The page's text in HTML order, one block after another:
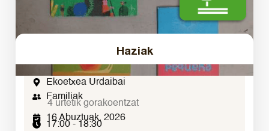
Haziak
Ekoetxea Urdaibai
Familiak
4 urtetik gorakoentzat
16 Abuztuak, 2026
17:00 - 18:30